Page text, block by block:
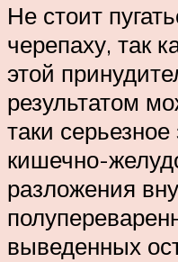
Не стоит
черепаху, так
этой
результатом
таки
кишечно-
разложения
выведенных